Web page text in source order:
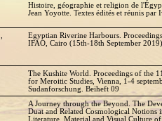
Histoire, géographie et religion de
Jean Yoyotte. Textes édités et réunis
Egyptian Riverine Harbours.
IFAO, Cairo (15th-18th September 2019)
The Kushite World. Proceedings of the
for Meroitic Studies, Vienna, 1-4
Sudanforschung. Beiheft 09
A Journey through the Beyond. The
Duat and Related Cosmological Notions
Literature. Material and Visual Culture